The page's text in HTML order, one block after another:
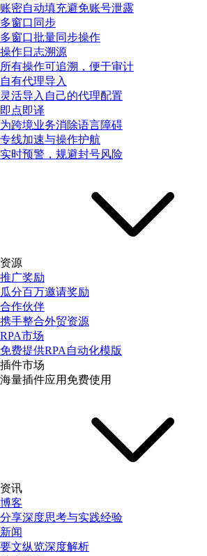
账密自动填充避免账号泄露
多窗口同步
多窗口批量同步操作
操作日志溯源
所有操作可追溯，便于审计
自有代理导入
灵活导入自己的代理配置
即点即译
为跨境业务消除语言障碍
专线加速与操作护航
实时预警，规避封号风险
资源
推广奖励
瓜分百万邀请奖励
合作伙伴
携手整合外贸资源
RPA市场
免费提供RPA自动化模版
插件市场
海量插件应用免费使用
资讯
博客
分享深度思考与实践经验
新闻
要文纵览深度解析